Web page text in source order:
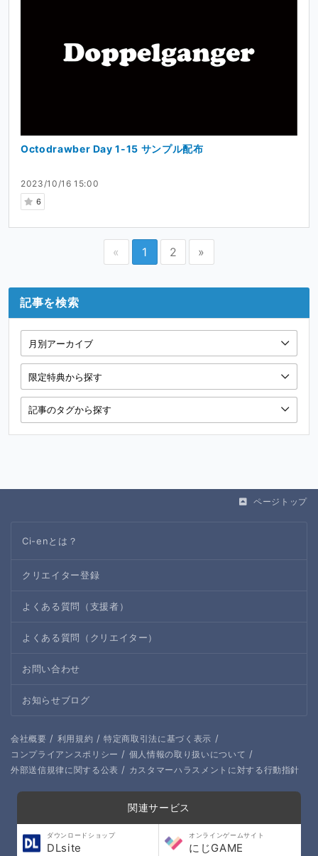
2023/10/16 15:00
6
Octodrawber Day 1-15 サンプル配布
« 1 2 »
記事を検索
ページトップ
Ci-enとは？
クリエイター登録
よくある質問（支援者）
よくある質問（クリエイター）
お問い合わせ
お知らせブログ
会社概要 / 利用規約 / 特定商取引法に基づく表示 /
コンプライアンスポリシー / 個人情報の取り扱いについて /
外部送信規律に関する公表 / カスタマーハラスメントに対する行動指針
関連サービス
ダウンロードショップ
DLsite
オンラインゲームサイト
にじGAME